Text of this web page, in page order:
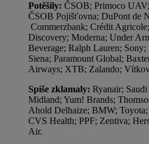
Potěšily: ČSOB; Primoco
ČSOB Pojišťovna; DuPont de
Commerzbank; Crédit
Discovery; Moderna; Under
Beverage; Ralph Lauren;
Siena; Paramount Global;
Airways; XTB; Zalando;
Spíše zklamaly: Ryanair;
Midland; Yum! Brands;
Ahold Delhaize; BMW;
CVS Health; PPF; Zentiva;
Air.